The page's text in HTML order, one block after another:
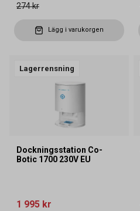
274 kr
Lägg i varukorgen
Lagerrensning
Dockningsstation Co-
Botic 1700 230V EU
1 995 kr